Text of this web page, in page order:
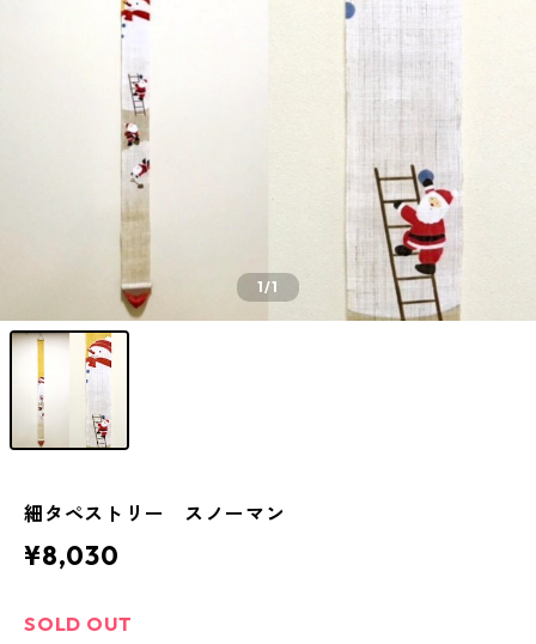
1/1
細タペストリー スノーマン
¥8,030
SOLD OUT